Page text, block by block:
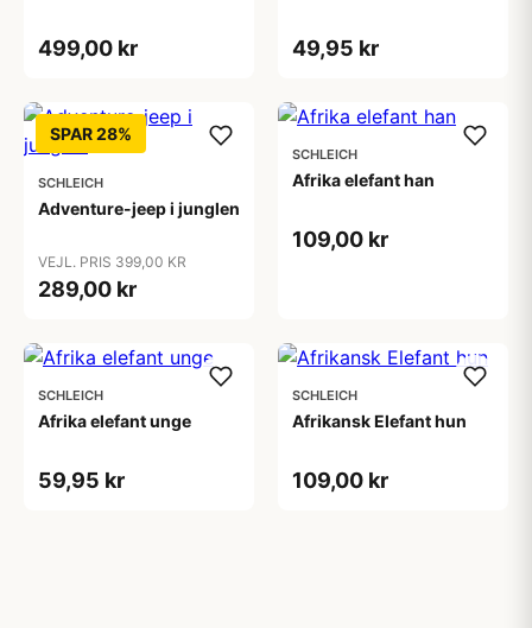
499,00 kr 49,95 kr
SPAR 28%
SCHLEICH
Adventure-jeep i junglen
VEJL. PRIS 399,00 KR
289,00 kr
SCHLEICH
Afrika elefant han
109,00 kr
SCHLEICH
Afrika elefant unge
59,95 kr
SCHLEICH
Afrikansk Elefant hun
109,00 kr